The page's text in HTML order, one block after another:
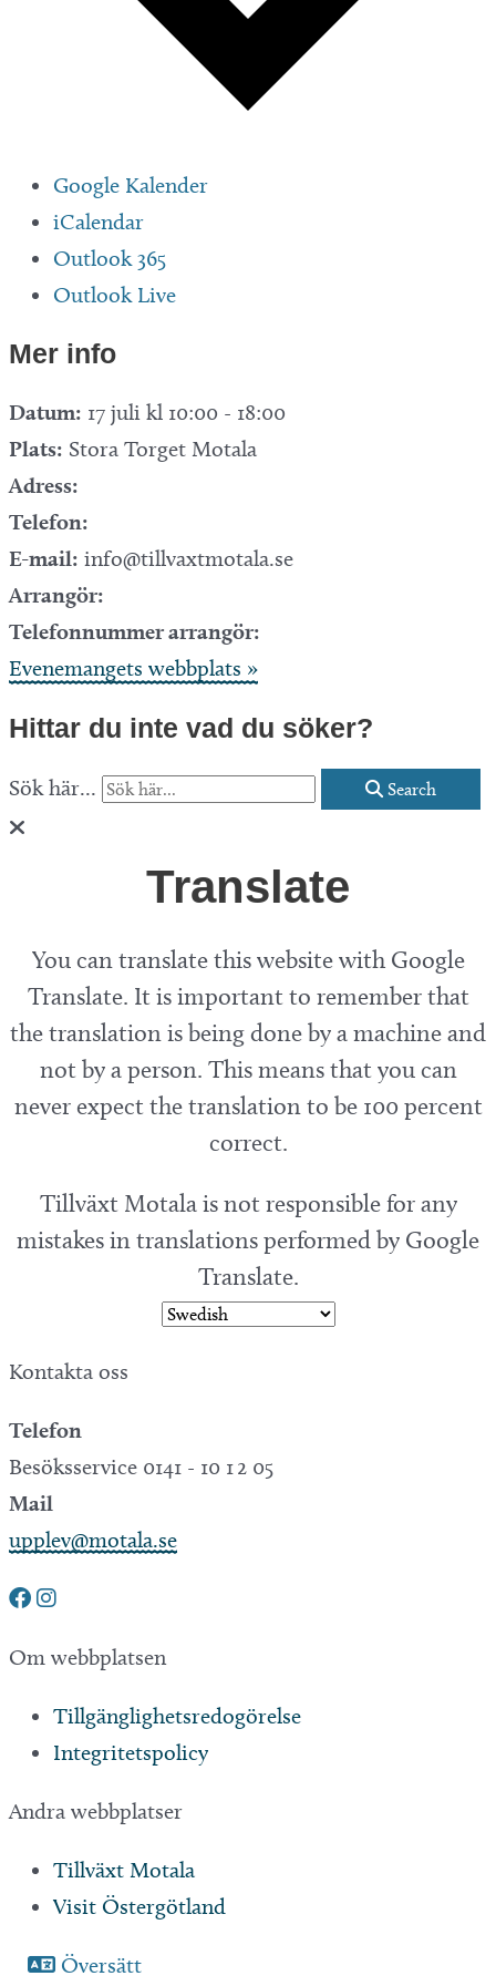
Google Kalender
iCalendar
Outlook 365
Outlook Live
Mer info
Datum: 17 juli kl 10:00 - 18:00
Plats: Stora Torget Motala
Adress:
Telefon:
E-mail: info@tillvaxtmotala.se
Arrangör:
Telefonnummer arrangör:
Evenemangets webbplats »
Hittar du inte vad du söker?
Sök här... Search
Translate
You can translate this website with Google
Translate. It is important to remember that
the translation is being done by a machine and
not by a person. This means that you can
never expect the translation to be 100 percent
correct.
Tillväxt Motala is not responsible for any
mistakes in translations performed by Google
Translate.
Kontakta oss
Telefon
Besöksservice 0141 - 10 1 2 05
Mail
upplev@motala.se
Om webbplatsen
Tillgänglighetsredogörelse
Integritetspolicy
Andra webbplatser
Tillväxt Motala
Visit Östergötland
Översätt